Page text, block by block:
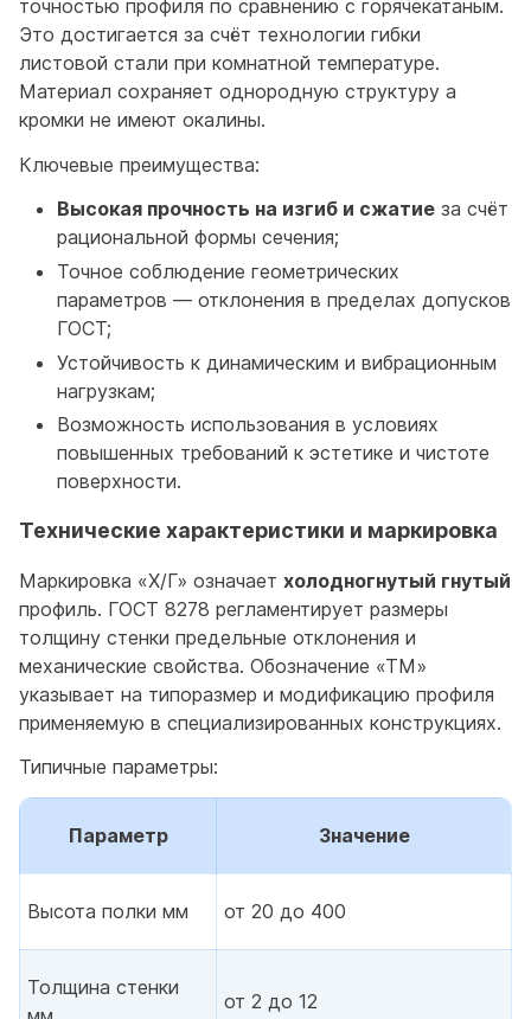
точностью профиля по сравнению с горячекатаным.
Это достигается за счёт технологии гибки
листовой стали при комнатной температуре.
Материал сохраняет однородную структуру а
кромки не имеют окалины.
Ключевые преимущества:
Высокая прочность на изгиб и сжатие за счёт
рациональной формы сечения;
Точное соблюдение геометрических
параметров — отклонения в пределах допусков
ГОСТ;
Устойчивость к динамическим и вибрационным
нагрузкам;
Возможность использования в условиях
повышенных требований к эстетике и чистоте
поверхности.
Технические характеристики и маркировка
Маркировка «Х/Г» означает холодногнутый гнутый
профиль. ГОСТ 8278 регламентирует размеры
толщину стенки предельные отклонения и
механические свойства. Обозначение «ТМ»
указывает на типоразмер и модификацию профиля
применяемую в специализированных конструкциях.
Типичные параметры:
Параметр Значение
Высота полки мм от 20 до 400
Толщина стенки
от 2 до 12